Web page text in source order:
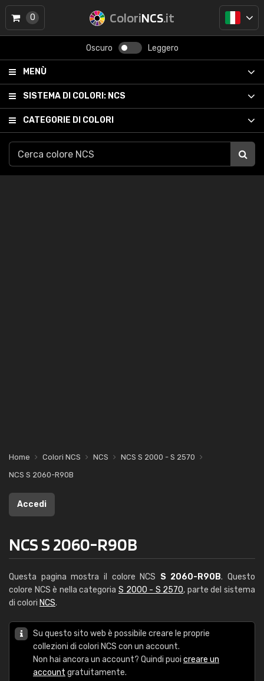
ColoriNCS.it
Oscuro Leggero
MENÙ
SISTEMA DI COLORI: NCS
CATEGORIE DI COLORI
0
Home Colori NCS NCS
NCS S 2000 - S 2570
NCS S 2060-R90B
Accedi
NCS S 2060-R90B
Questa pagina mostra il colore NCS S 2060-R90B. Questo
colore NCS è nella categoria S 2000 - S 2570, parte del sistema
di colori NCS.
Su questo sito web è possibile creare le proprie
collezioni di colori NCS con un account.
Non hai ancora un account? Quindi puoi creare un
account gratuitamente.